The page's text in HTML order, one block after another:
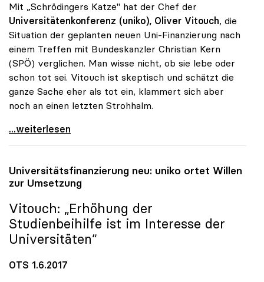
Mit „Schrödingers Katze" hat der Chef der
Universitätenkonferenz (uniko), Oliver Vitouch, die
Situation der geplanten neuen Uni-Finanzierung nach
einem Treffen mit Bundeskanzler Christian Kern
(SPÖ) verglichen. Man wisse nicht, ob sie lebe oder
schon tot sei. Vitouch ist skeptisch und schätzt die
ganze Sache eher als tot ein, klammert sich aber
noch an einen letzten Strohhalm.
Uni-Budget: Rektorenchef hält Reform für tot -
...weiterlesen
Universitätsfinanzierung neu: uniko ortet Willen
zur Umsetzung
Vitouch: „Erhöhung der
Studienbeihilfe ist im Interesse der
Universitäten“
OTS 1.6.2017